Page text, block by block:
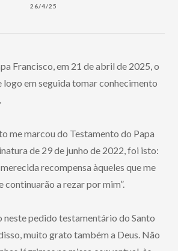
26/4/25
Francisco, em 21 de abril de 2025, o
em seguida tomar conhecimento
me marcou do Testamento do Papa
de 29 de junho de 2022, foi isto:
merecida recompensa àqueles que me
continuarão a rezar por mim”.
neste pedido testamentário do Santo
muito grato também a Deus. Não